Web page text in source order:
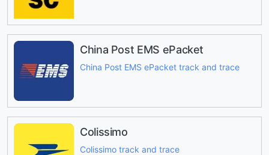
China Post EMS ePacket
China Post EMS ePacket track and trace
Colissimo
Colissimo track and trace